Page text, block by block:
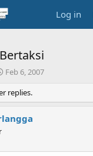
Log in
S
a
r
d
Feb 6, 2007
replies.